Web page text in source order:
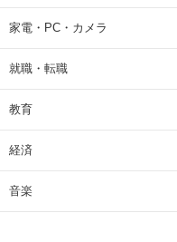
家電・PC・カメラ
就職・転職
教育
経済
音楽